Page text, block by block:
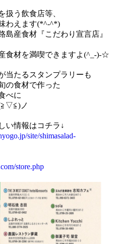
扱う飲食店等、
わえます(*^-^*)
島産食材『こだわり宣言店』
食材を満喫できますよ(^_-)-☆
当たるスタンプラリーも
の食材で作った
べに
ノ
い情報はコチラ↓
site/shimasalad-
store.php